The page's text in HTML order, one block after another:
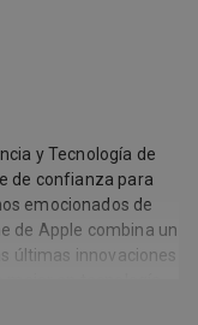
y Tecnología de
de confianza para
emocionados de
de Apple combina un
últimas innovaciones
elección perfecta